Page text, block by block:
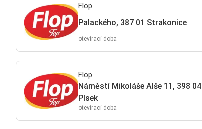
Flop
Palackého, 387 01 Strakonice
otevírací doba
Flop
Náměstí Mikoláše Alše 11, 398 04
Písek
otevírací doba